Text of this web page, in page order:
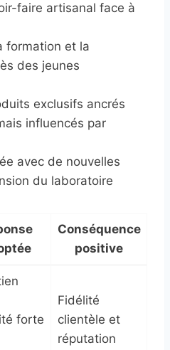
faire artisanal face à
formation et la
des jeunes
exclusifs ancrés
influencés par
avec de nouvelles
du laboratoire
Conséquence
positive
forte
Fidélité
clientèle et
réputation